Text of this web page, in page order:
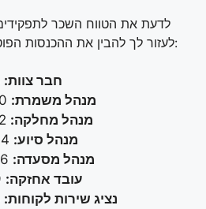
לדעת את הטווח השכר
לעזור לך להבין את ההכנסות הפוטנציאליות. הנה מבט כללי:
חבר צוות:
מנהל משמרת:
מנהל מחלקה:
מנהל סיוע:
מנהל מסעדה:
עובד אחזקה:
נציג שירות לקוחות: